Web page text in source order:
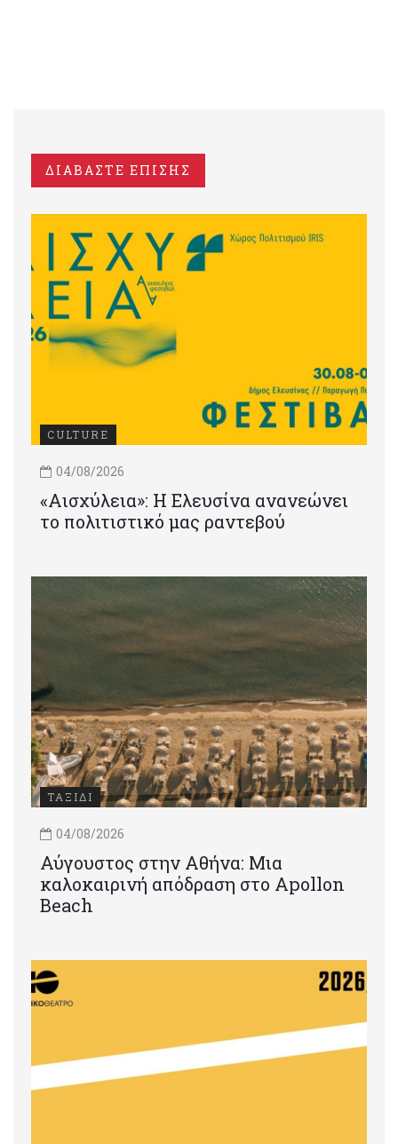
ΔΙΑΒΑΣΤΕ ΕΠΙΣΗΣ
CULTURE
04/08/2026
«Αισχύλεια»: Η Ελευσίνα ανανεώνει
το πολιτιστικό μας ραντεβού
ΤΑΞΙΔΙ
04/08/2026
Αύγουστος στην Αθήνα: Μια
καλοκαιρινή απόδραση στο Apollon
Beach